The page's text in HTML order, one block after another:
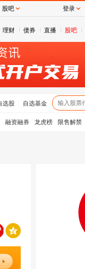
理财 债券 直播 股吧
选股 自选基金
融资融券 龙虎榜 限售解禁
股吧 登录